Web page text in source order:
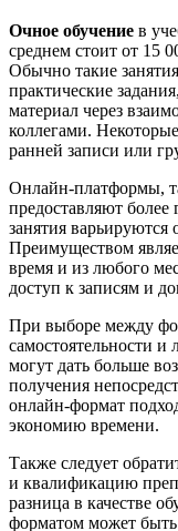
Очное обучение в
среднем стоит от 15
Обычно такие
практические
материал через
коллегами.
ранней записи или
Онлайн-платформы,
предоставляют
занятия варьируются
Преимуществом
время и из любого
доступ к записям и
При выборе между
самостоятельности
могут дать больше
получения
онлайн-формат
экономию времени.
Также следует
и квалификацию
разница в качестве
форматом может быть